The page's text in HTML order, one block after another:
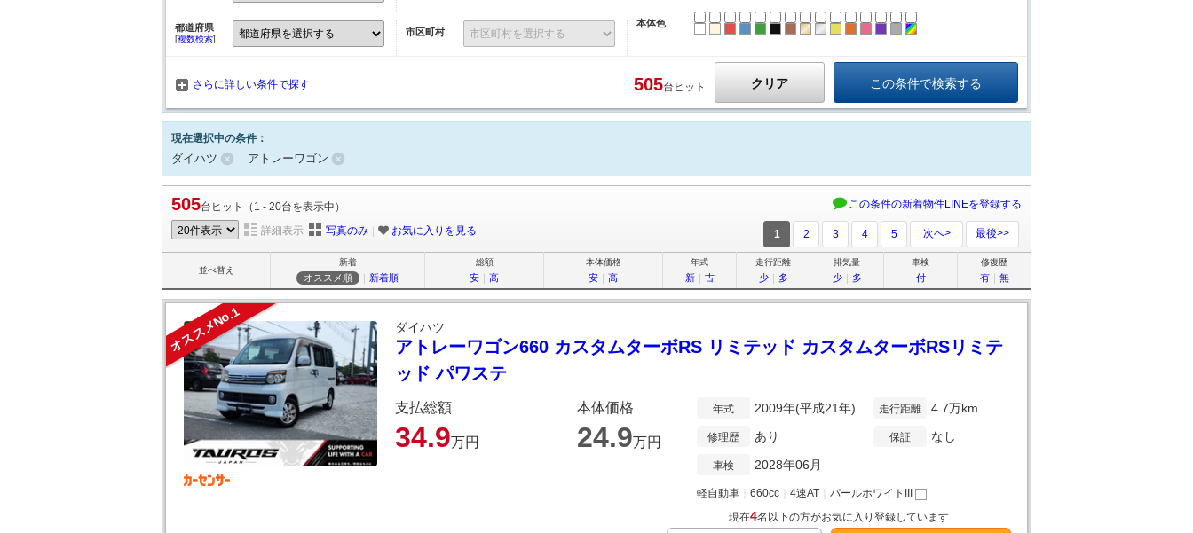
都道府県
[複数検索]
市区町村
本体色
レッドブルーグリーン
ブラック
ブラウンゴールド パープル
グレー
さらに詳しい条件で探す クリア
505台ヒット
現在選択中の条件：
ダイハツ アトレーワゴン
505台ヒット（1 - 20台を表示中） この条件の新着物件LINEを登録する
詳細表示 写真のみ ｜ お気に入りを見る 1 2 3 4 5 次へ> 最後>>
並べ替え
新着
オススメ順 ｜ 新着順
総額
安 ｜ 高
本体価格
安 ｜ 高
年式
新｜ 古
走行距離
少｜ 多
排気量
少｜ 多
車検
付
修復歴
有｜ 無
オススメNo.1 ダイハツ
アトレーワゴン660 カスタムターボRS リミテッド カスタムターボRSリミテ
ッド パワステ
支払総額
34.9万円
本体価格
24.9万円
年式 2009年(平成21年)
修理歴 あり
車検 2028年06月
走行距離 4.7万km
保証 なし
軽自動車 660cc 4速AT
パールホワイトIII
現在4名以下の方がお気に入り登録しています